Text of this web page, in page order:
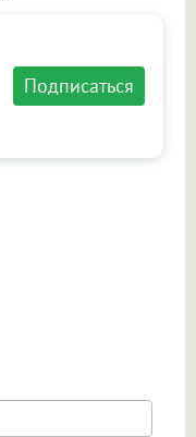
Подписаться